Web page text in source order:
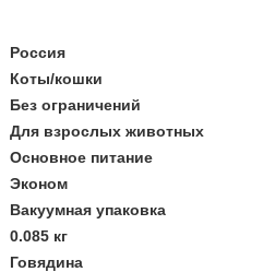
Россия
Коты/кошки
Без ограничений
Для взрослых животных
Основное питание
Эконом
Вакуумная упаковка
0.085 кг
Говядина